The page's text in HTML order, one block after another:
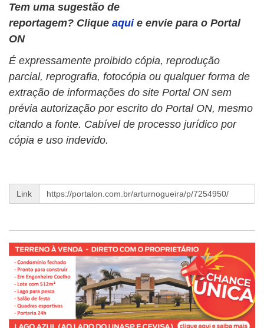
Tem uma sugestão de
reportagem? Clique aqui e envie para o Portal
ON
É expressamente proibido cópia, reprodução
parcial, reprografia, fotocópia ou qualquer forma de
extração de informações do site Portal ON sem
prévia autorização por escrito do Portal ON, mesmo
citando a fonte. Cabível de processo jurídico por
cópia e uso indevido.
Link